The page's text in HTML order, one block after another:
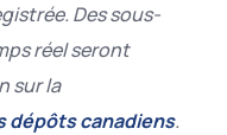
Des sous-
réel seront
sur la
dépôts canadiens.